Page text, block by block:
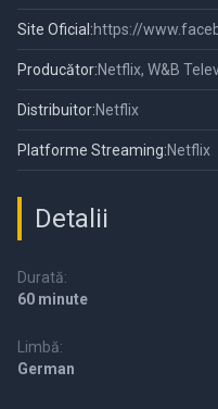
Site Oficial:https://
Producător:Netflix, W&B
Distribuitor:Netflix
Platforme Streaming:Netflix
Detalii
Durată:
60 minute
Limbă:
German